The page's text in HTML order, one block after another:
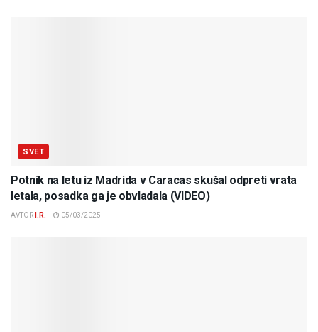
SVET
Potnik na letu iz Madrida v Caracas skušal odpreti vrata
letala, posadka ga je obvladala (VIDEO)
AVTOR I.R. 05/03/2025